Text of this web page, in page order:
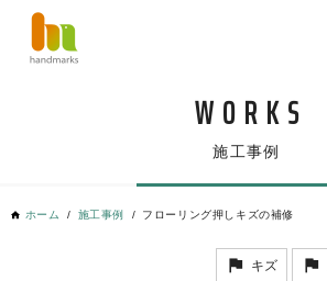
施工事例
ホーム 施工事例 フローリング押しキズの補修
キズ